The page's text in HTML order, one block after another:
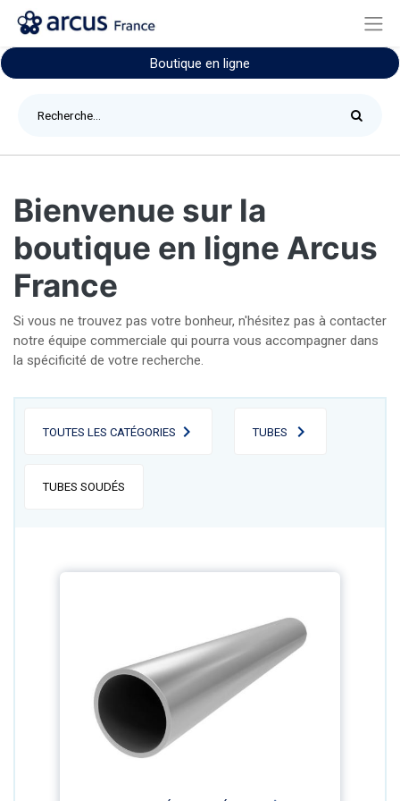
Boutique en ligne
Bienvenue sur la
boutique en ligne Arcus
France
Si vous ne trouvez pas votre bonheur, n'hésitez pas à contacter
notre équipe commerciale qui pourra vous accompagner dans
la spécificité de votre recherche.
TOUTES LES CATÉGORIES TUBES
TUBES SOUDÉS